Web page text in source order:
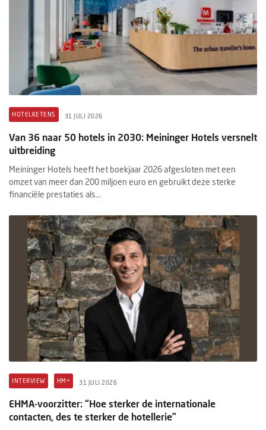
HOTELKETENS 31 JULI 2026
Van 36 naar 50 hotels in 2030: Meininger Hotels versnelt
uitbreiding
Meininger Hotels heeft het boekjaar 2026 afgesloten met een
omzet van meer dan 200 miljoen euro en gebruikt deze sterke
financiële prestaties als...
INTERVIEW HM+ 31 JULI 2026
EHMA-voorzitter: “Hoe sterker de internationale
contacten, des te sterker de hotellerie”